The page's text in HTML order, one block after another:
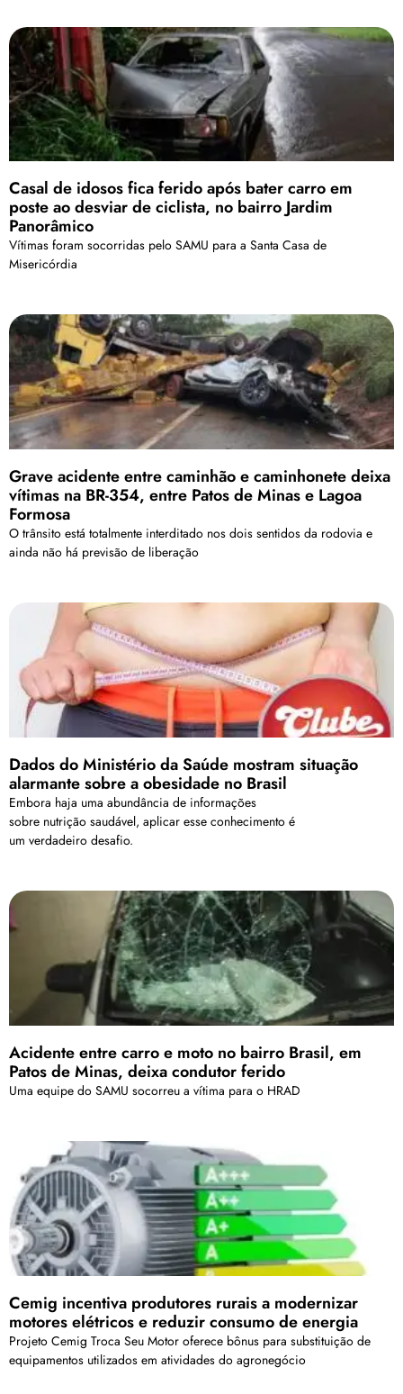
Casal de idosos fica ferido após bater carro em
poste ao desviar de ciclista, no bairro Jardim
Panorâmico
Vítimas foram socorridas pelo SAMU para a Santa Casa de
Misericórdia
Grave acidente entre caminhão e caminhonete deixa
vítimas na BR-354, entre Patos de Minas e Lagoa
Formosa
O trânsito está totalmente interditado nos dois sentidos da rodovia e
ainda não há previsão de liberação
Dados do Ministério da Saúde mostram situação
alarmante sobre a obesidade no Brasil
Embora haja uma abundância de informações
sobre nutrição saudável, aplicar esse conhecimento é
um verdadeiro desafio.
Acidente entre carro e moto no bairro Brasil, em
Patos de Minas, deixa condutor ferido
Uma equipe do SAMU socorreu a vítima para o HRAD
Cemig incentiva produtores rurais a modernizar
motores elétricos e reduzir consumo de energia
Projeto Cemig Troca Seu Motor oferece bônus para substituição de
equipamentos utilizados em atividades do agronegócio